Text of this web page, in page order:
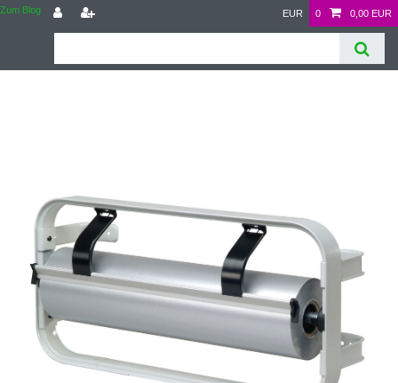
Zum Blog EUR 0 0,00 EUR